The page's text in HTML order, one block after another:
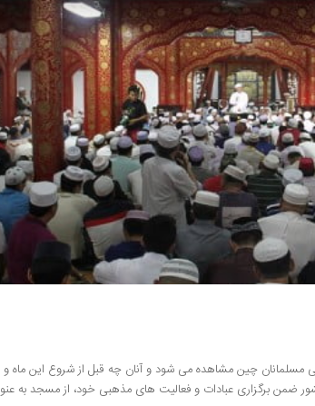
مسلمانان چین مشاهده می شود و آنان چه قبل از شروع این ماه
ضمن برگزاری عبادات و فعالیت های مذهبی خود، از مسجد به